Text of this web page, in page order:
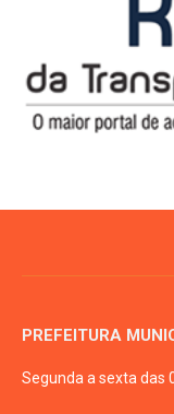
PREFEITURA
Segunda a sexta das